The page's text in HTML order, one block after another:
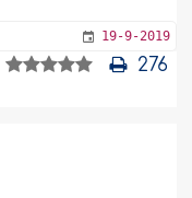
19-9-2019
276